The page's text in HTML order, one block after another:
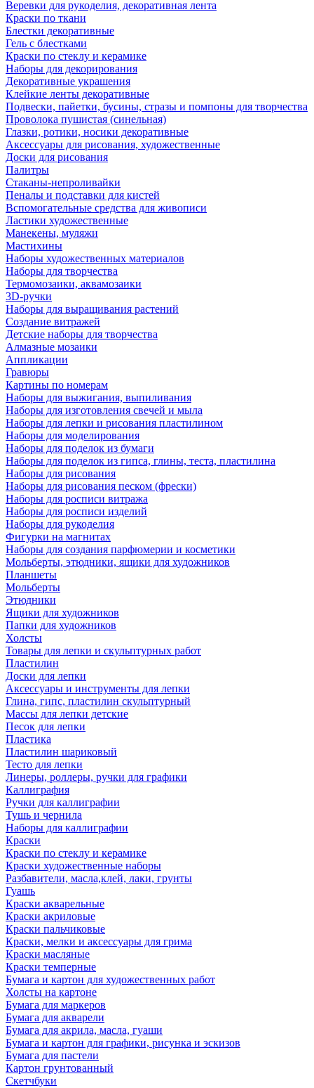
Веревки для рукоделия, декоративная лента
Краски по ткани
Блестки декоративные
Гель с блестками
Краски по стеклу и керамике
Наборы для декорирования
Декоративные украшения
Клейкие ленты декоративные
Подвески, пайетки, бусины, стразы и помпоны для творчества
Проволока пушистая (синельная)
Глазки, ротики, носики декоративные
Аксессуары для рисования, художественные
Доски для рисования
Палитры
Стаканы-непроливайки
Пеналы и подставки для кистей
Вспомогательные средства для живописи
Ластики художественные
Манекены, муляжи
Мастихины
Наборы художественных материалов
Наборы для творчества
Термомозаики, аквамозаики
3D-ручки
Наборы для выращивания растений
Создание витражей
Детские наборы для творчества
Алмазные мозаики
Аппликации
Гравюры
Картины по номерам
Наборы для выжигания, выпиливания
Наборы для изготовления свечей и мыла
Наборы для лепки и рисования пластилином
Наборы для моделирования
Наборы для поделок из бумаги
Наборы для поделок из гипса, глины, теста, пластилина
Наборы для рисования
Наборы для рисования песком (фрески)
Наборы для росписи витража
Наборы для росписи изделий
Наборы для рукоделия
Фигурки на магнитах
Наборы для создания парфюмерии и косметики
Мольберты, этюдники, ящики для художников
Планшеты
Мольберты
Этюдники
Ящики для художников
Папки для художников
Холсты
Товары для лепки и скульптурных работ
Пластилин
Доски для лепки
Аксессуары и инструменты для лепки
Глина, гипс, пластилин скульптурный
Массы для лепки детские
Песок для лепки
Пластика
Пластилин шариковый
Тесто для лепки
Линеры, роллеры, ручки для графики
Каллиграфия
Ручки для каллиграфии
Тушь и чернила
Наборы для каллиграфии
Краски
Краски по стеклу и керамике
Краски художественные наборы
Разбавители, масла,клей, лаки, грунты
Гуашь
Краски акварельные
Краски акриловые
Краски пальчиковые
Краски, мелки и аксессуары для грима
Краски масляные
Краски темперные
Бумага и картон для художественных работ
Холсты на картоне
Бумага для маркеров
Бумага для акварели
Бумага для акрила, масла, гуаши
Бумага и картон для графики, рисунка и эскизов
Бумага для пастели
Картон грунтованный
Скетчбуки